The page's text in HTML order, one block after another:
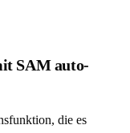
SAM auto-
die es